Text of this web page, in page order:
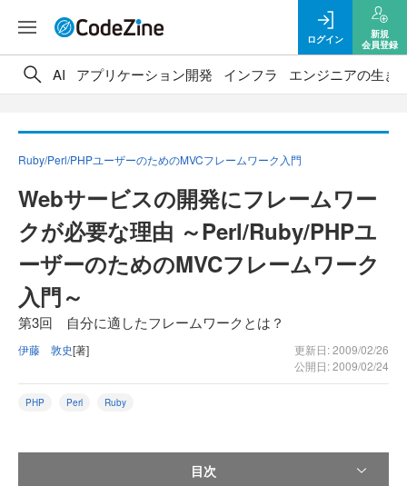
ログイン
新規
会員登録
AI アプリケーション開発 インフラ エンジニアの生き
Ruby/Perl/PHPユーザーのためのMVCフレームワーク入門
Webサービスの開発にフレームワー
クが必要な理由 ～Perl/Ruby/PHPユ
ーザーのためのMVCフレームワーク
入門～
第3回 自分に適したフレームワークとは？
伊藤 敦史[著]
更新日: 2009/02/26
公開日: 2009/02/24
PHP Perl Ruby
目次